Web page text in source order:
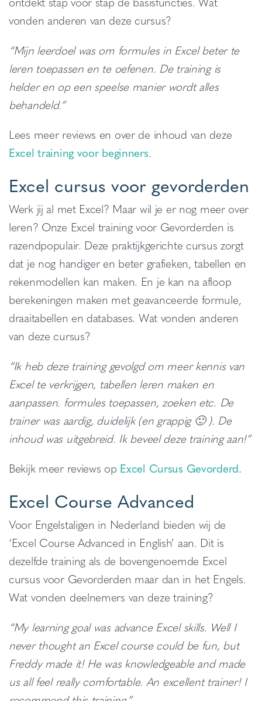
vonden anderen van deze cursus?
“Mijn leerdoel was om formules in Excel beter te
leren toepassen en te oefenen. De training is
helder en op een speelse manier wordt alles
behandeld.”
Lees meer reviews en over de inhoud van deze
Excel training voor beginners.
Excel cursus voor gevorderden
Werk jij al met Excel? Maar wil je er nog meer over
leren? Onze Excel training voor Gevorderden is
razendpopulair. Deze praktijkgerichte cursus zorgt
dat je nog handiger en beter grafieken, tabellen en
rekenmodellen kan maken. En je kan na afloop
berekeningen maken met geavanceerde formule,
draaitabellen en databases. Wat vonden anderen
van deze cursus?
“Ik heb deze training gevolgd om meer kennis van
Excel te verkrijgen, tabellen leren maken en
aanpassen. formules toepassen, zoeken etc. De
trainer was aardig, duidelijk (en grappig 🙂 ). De
inhoud was uitgebreid. Ik beveel deze training aan!”
Bekijk meer reviews op Excel Cursus Gevorderd.
Excel Course Advanced
Voor Engelstaligen in Nederland bieden wij de
‘Excel Course Advanced in English’ aan. Dit is
dezelfde training als de bovengenoemde Excel
cursus voor Gevorderden maar dan in het Engels.
Wat vonden deelnemers van deze training?
“My learning goal was advance Excel skills. Well I
never thought an Excel course could be fun, but
Freddy made it! He was knowledgeable and made
us all feel really comfortable. An excellent trainer! I